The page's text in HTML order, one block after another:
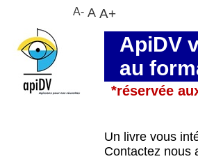
ApiDV
au
*réservée
Un livre vous
Contactez nous
A- A A+